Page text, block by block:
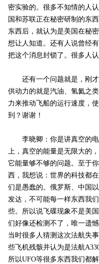
密实验的。很多不知情的人
国和苏联正在秘密研制的东
东西后，就认为是美国在秘
想让人知道。还有人说曾经
把这个消息封锁了。很多人
还有一个问题就是，刚才
供动力的就是汽油、氢氦之
力来推动飞船的运行速度，
到？谢谢！
李晓卿：你是讲真空的电
上，真空的能量是无限大的
它能量够不够的问题。至于
西，我想说：世界的科技都
们是愚蠢的。俄罗斯、中国
发达，不可能每一样东西我
些。所以说飞碟现象不是美
们好像还检测不了，唯一遗
当时很多人猜测这次法航失
些飞机残骸并认为是法航
所以UFO等很多东西我们都